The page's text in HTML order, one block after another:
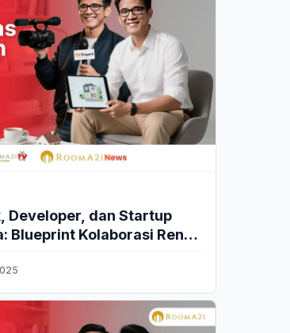
Developer, dan Startup
Blueprint Kolaborasi Rent-